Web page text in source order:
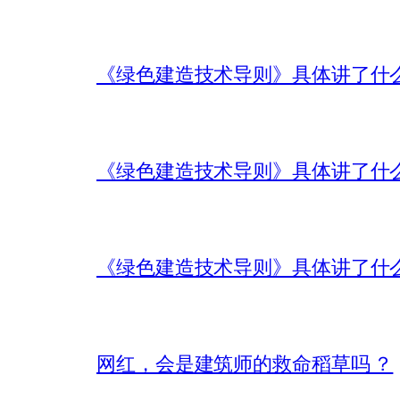
《绿色建造技术导则》具体讲了什
《绿色建造技术导则》具体讲了什
《绿色建造技术导则》具体讲了什
网红，会是建筑师的救命稻草吗 ？